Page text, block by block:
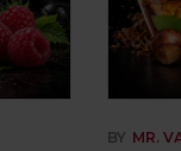
BY MR.